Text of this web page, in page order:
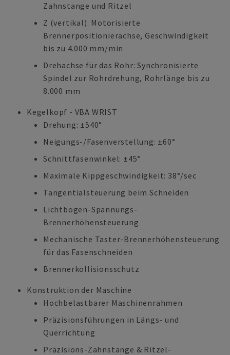
Zahnstange und Ritzel
Z (vertikal): Motorisierte
Brennerpositionierachse, Geschwindigkeit
bis zu 4.000 mm/min
Drehachse für das Rohr: Synchronisierte
Spindel zur Rohrdrehung, Rohrlänge bis zu
8.000 mm
Kegelkopf - VBA WRIST
Drehung: ±540°
Neigungs-/Fasenverstellung: ±60°
Schnittfasenwinkel: ±45°
Maximale Kippgeschwindigkeit: 38°/sec
Tangentialsteuerung beim Schneiden
Lichtbogen-Spannungs-
Brennerhöhensteuerung
Mechanische Taster-Brennerhöhensteuerung
für das Fasenschneiden
Brennerkollisionsschutz
Konstruktion der Maschine
Hochbelastbarer Maschinenrahmen
Präzisionsführungen in Längs- und
Querrichtung
Präzisions-Zahnstange & Ritzel-